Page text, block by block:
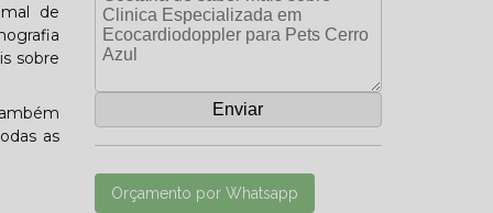
de
sobre
as
Orçamento por Whatsapp